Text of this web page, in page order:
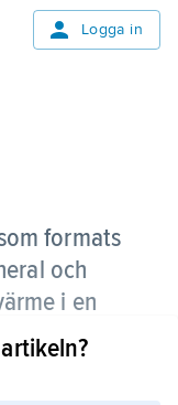
Logga in
formats
och
i en